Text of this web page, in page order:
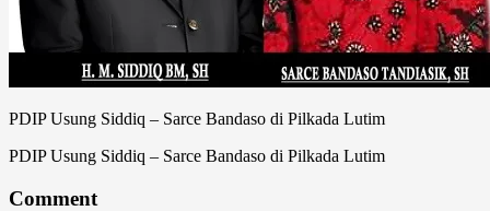
PDIP Usung Siddiq – Sarce Bandaso di Pilkada Lutim
PDIP Usung Siddiq – Sarce Bandaso di Pilkada Lutim
Comment